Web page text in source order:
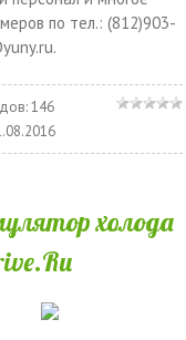
по тел.: (812)903-
146
холода